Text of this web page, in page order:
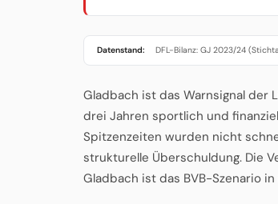
Datenstand: DFL-Bilanz: GJ 2023/24
Gladbach ist das Warnsignal der
drei Jahren sportlich und
Spitzenzeiten wurden nicht
strukturelle Überschuldung. Die
Gladbach ist das BVB-Szenario